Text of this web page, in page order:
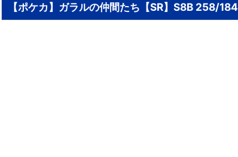
【ポケカ】ガラルの仲間たち【SR】S8B 258/184